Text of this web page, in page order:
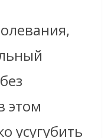
этом
усугубить